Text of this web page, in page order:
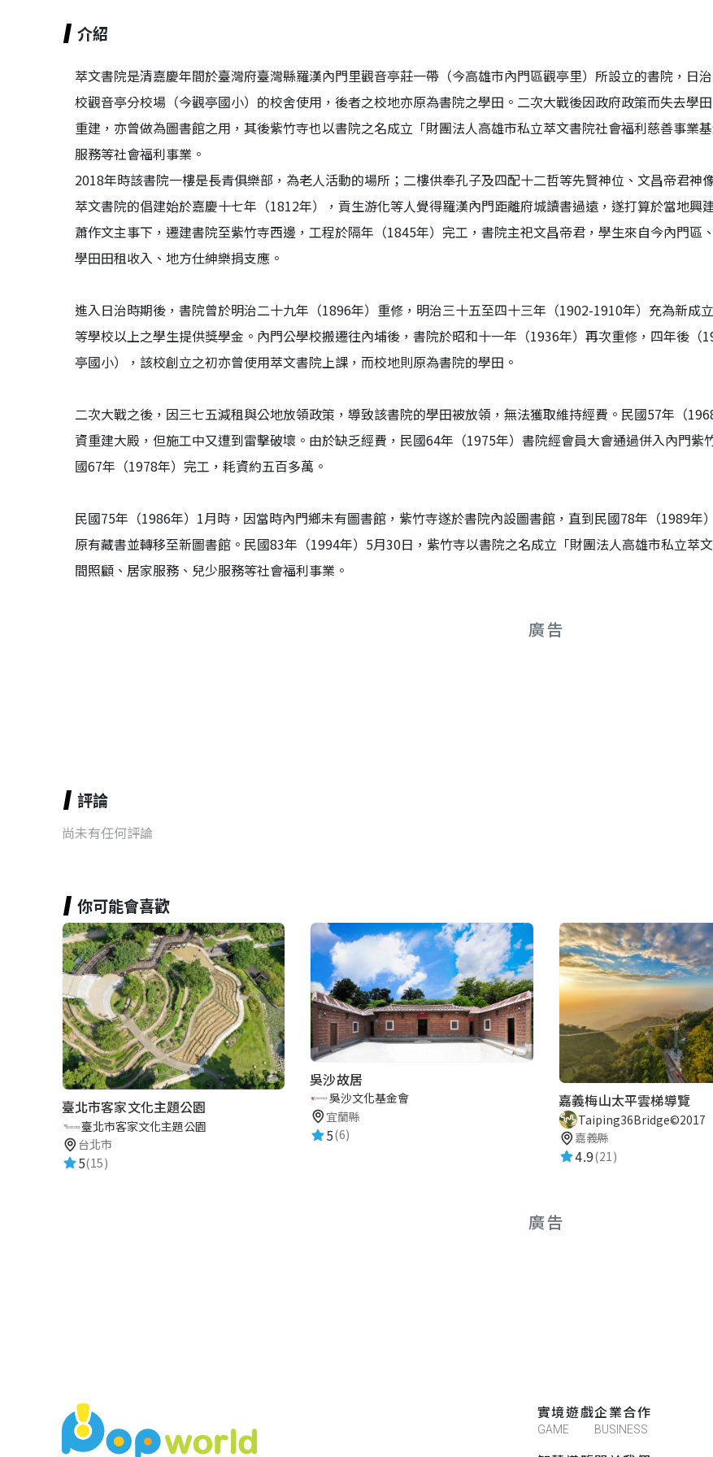
介紹
萃文書院是清嘉慶年間於臺灣府臺灣縣羅漢內門里觀音亭莊一帶（今高雄市內門區觀亭里）所設立的書院，日
校觀音亭分校場（今觀亭國小）的校舍使用，後者之校地亦原為書院之學田。二次大戰後因政府政策而失去學
重建，亦曾做為圖書館之用，其後紫竹寺也以書院之名成立「財團法人高雄市私立萃文書院社會福利慈善事業
服務等社會福利事業。
2018年時該書院一樓是長青俱樂部，為老人活動的場所；二樓供奉孔子及四配十二哲等先賢神位、文昌帝君神
萃文書院的倡建始於嘉慶十七年（1812年），貢生游化等人覺得羅漢內門距離府城讀書過遠，遂打算於當地
蕭作文主事下，遷建書院至紫竹寺西邊，工程於隔年（1845年）完工，書院主祀文昌帝君，學生來自今內門區
學田田租收入、地方仕紳樂捐支應。
進入日治時期後，書院曾於明治二十九年（1896年）重修，明治三十五至四十三年（1902-1910年）充為新成
等學校以上之學生提供獎學金。內門公學校搬遷往內埔後，書院於昭和十一年（1936年）再次重修，四年後
亭國小），該校創立之初亦曾使用萃文書院上課，而校地則原為書院的學田。
二次大戰之後，因三七五減租與公地放領政策，導致該書院的學田被放領，無法獲取維持經費。民國57年（
資重建大殿，但施工中又遭到雷擊破壞。由於缺乏經費，民國64年（1975年）書院經會員大會通過併入內門
國67年（1978年）完工，耗資約五百多萬。
民國75年（1986年）1月時，因當時內門鄉未有圖書館，紫竹寺遂於書院內設圖書館，直到民國78年（1989年
原有藏書並轉移至新圖書館。民國83年（1994年）5月30日，紫竹寺以書院之名成立「財團法人高雄市私立萃
間照顧、居家服務、兒少服務等社會福利事業。
廣告
評論
尚未有任何評論
你可能會喜歡
臺北市客家文化主題公園
臺北市客家文化主題公園
台北市
5(15)
吳沙故居
吳沙文化基金會
宜蘭縣
5(6)
嘉義梅山太平雲梯導覽
Taiping36Bridge©2017
嘉義縣
4.9(21)
廣告
實境遊戲
GAME
企業合作
BUSINESS